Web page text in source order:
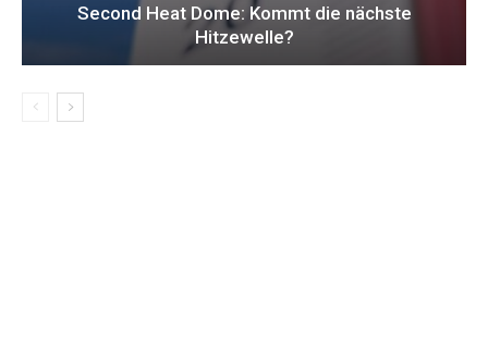
Second Heat Dome: Kommt die nächste
Hitzewelle?